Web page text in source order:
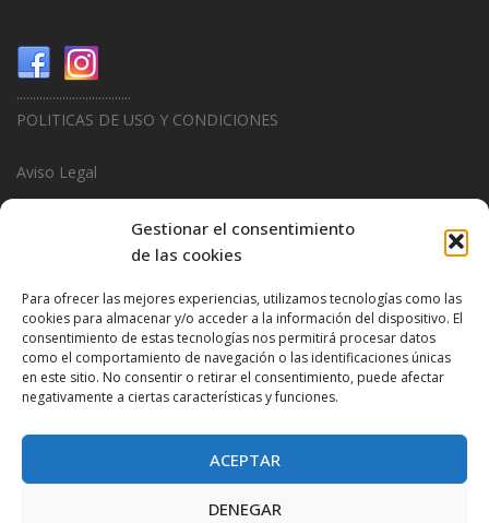
Gestionar el consentimiento
de las cookies
Para ofrecer las mejores experiencias, utilizamos tecnologías como las
cookies para almacenar y/o acceder a la información del dispositivo. El
consentimiento de estas tecnologías nos permitirá procesar datos
como el comportamiento de navegación o las identificaciones únicas
en este sitio. No consentir o retirar el consentimiento, puede afectar
negativamente a ciertas características y funciones.
ACEPTAR
DENEGAR
...................................
POLITICAS DE USO Y CONDICIONES
Aviso Legal
Politica de Privacidad
...................................
Design & Promotions ByHitred.com